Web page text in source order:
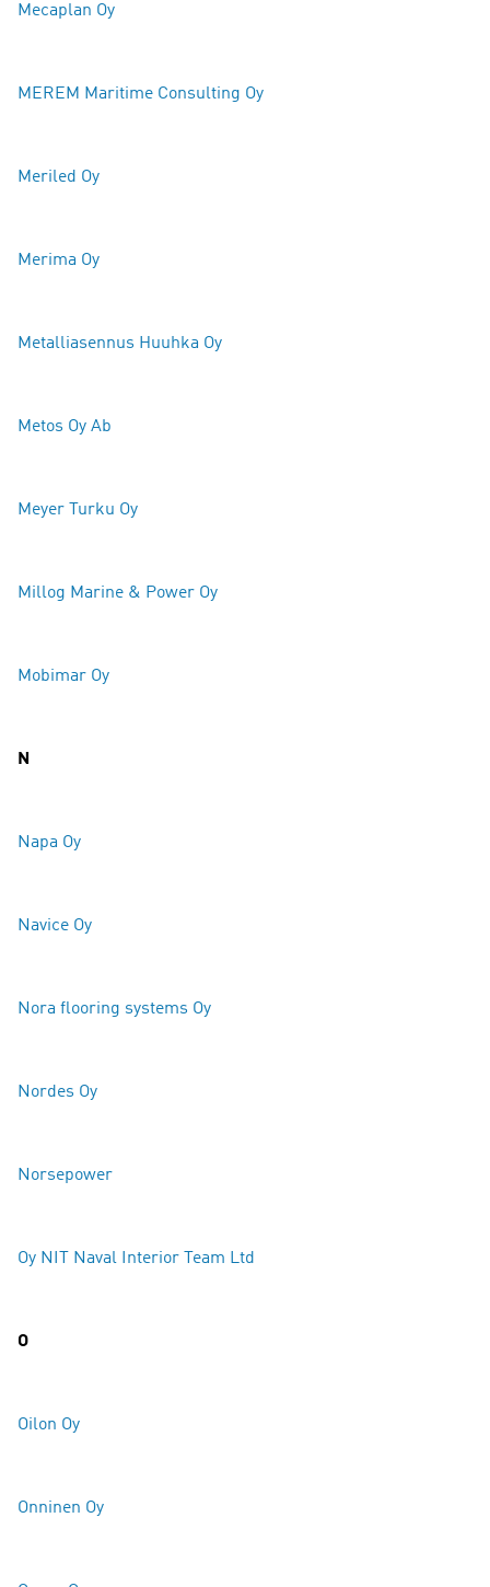
Mecaplan Oy
MEREM Maritime Consulting Oy
Meriled Oy
Merima Oy
Metalliasennus Huuhka Oy
Metos Oy Ab
Meyer Turku Oy
Millog Marine & Power Oy
Mobimar Oy
N
Napa Oy
Navice Oy
Nora flooring systems Oy
Nordes Oy
Norsepower
Oy NIT Naval Interior Team Ltd
O
Oilon Oy
Onninen Oy